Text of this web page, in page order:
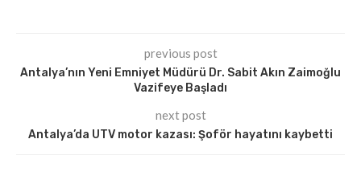
previous post
Antalya’nın Yeni Emniyet Müdürü Dr. Sabit Akın Zaimoğlu
Vazifeye Başladı
next post
Antalya’da UTV motor kazası: Şoför hayatını kaybetti